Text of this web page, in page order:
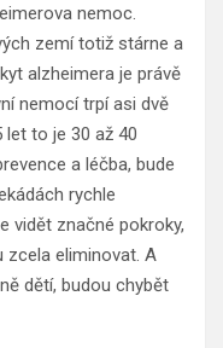
nemoc.
zemí totiž stárne a
alzheimera je právě
nemocí trpí asi dvě
let to je 30 až 40
a léčba, bude
rychle
vidět značné pokroky,
zcela eliminovat. A
dětí, budou chybět